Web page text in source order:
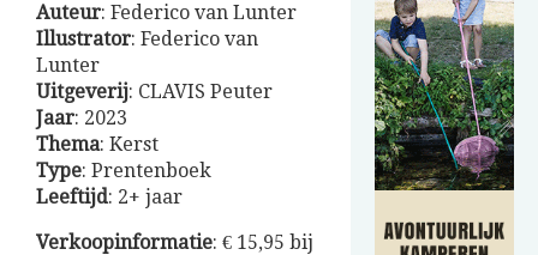
Auteur: Federico van Lunter
Illustrator: Federico van
Lunter
Uitgeverij: CLAVIS Peuter
Jaar: 2023
Thema: Kerst
Type: Prentenboek
Leeftijd: 2+ jaar
Verkoopinformatie: € 15,95 bij